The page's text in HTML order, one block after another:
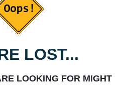
LOST...
LOOKING FOR MIGHT